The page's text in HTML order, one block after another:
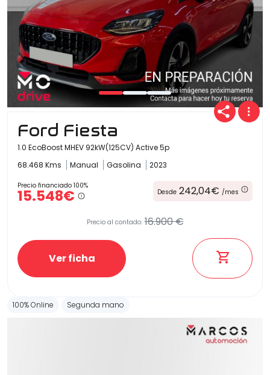
Ford Fiesta
1.0 EcoBoost MHEV 92kW(125CV) Active 5p
68.468 Kms
Manual Gasolina 2023
Precio financiado 100%
15.548€ Desde 242,04€ /mes
Precio al contado: 16.900 €
Ver ficha
100% Online Segunda mano